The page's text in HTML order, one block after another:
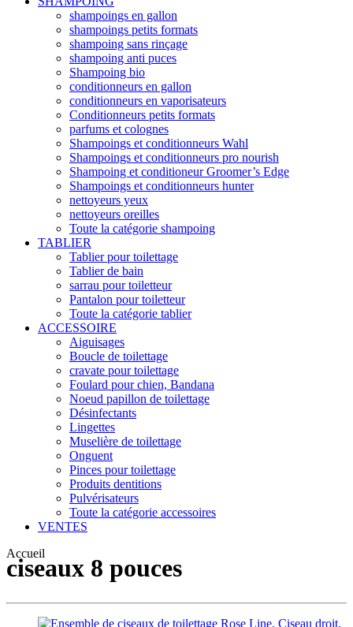
shampoings en gallon
shampoings petits formats
shampoing sans rinçage
shampoing anti puces
Shampoing bio
conditionneurs en gallon
conditionneurs en vaporisateurs
Conditionneurs petits formats
parfums et colognes
Shampoings et conditionneurs Wahl
Shampoings et conditionneurs pro nourish
Shampoing et conditioneur Groomer’s Edge
Shampoings et conditionneurs hunter
nettoyeurs yeux
nettoyeurs oreilles
Toute la catégorie shampoing
TABLIER
Tablier pour toilettage
Tablier de bain
sarrau pour toiletteur
Pantalon pour toiletteur
Toute la catégorie tablier
ACCESSOIRE
Aiguisages
Boucle de toilettage
cravate pour toilettage
Foulard pour chien, Bandana
Noeud papillon de toilettage
Désinfectants
Lingettes
Muselière de toilettage
Onguent
Pinces pour toilettage
Produits dentitions
Pulvérisateurs
Toute la catégorie accessoires
VENTES
Accueil
ciseaux 8 pouces